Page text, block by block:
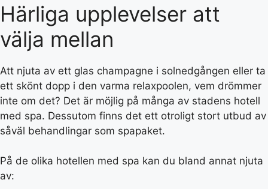
Härliga upplevelser att
välja mellan
Att njuta av ett glas champagne i solnedgången eller ta
ett skönt dopp i den varma relaxpoolen, vem drömmer
inte om det? Det är möjlig på många av stadens hotell
med spa. Dessutom finns det ett otroligt stort utbud av
såväl behandlingar som spapaket.
På de olika hotellen med spa kan du bland annat njuta
av: